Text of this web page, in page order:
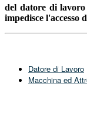
del datore di
impedisce l'accesso
Datore di Lavoro
Macchina ed